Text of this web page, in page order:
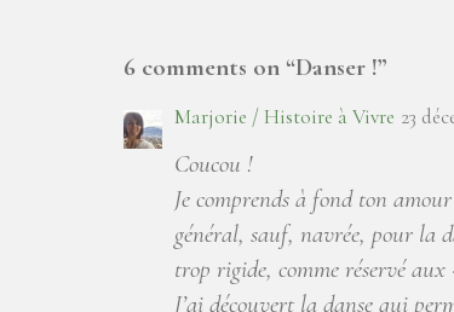
6 comments on “Danser !”
Marjorie / Histoire à Vivre 23
Coucou !
Je comprends à fond ton
général, sauf, navrée, pour la
trop rigide, comme réservé aux
J’ai découvert la danse qui